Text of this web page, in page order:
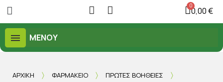
0,00 €
ΜΕΝΟΎ
ΑΡΧΙΚΉ ΦΑΡΜΑΚΕΊΟ
ΠΡΏΤΕΣ ΒΟΉΘΕΙΕΣ